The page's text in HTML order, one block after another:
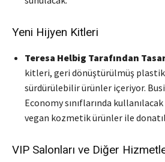
Yeni Hijyen Kitleri
Teresa Helbig Tarafından
kitleri, geri dönüştürülmüş
sürdürülebilir ürünler içeriyor.
Economy sınıflarında
vegan kozmetik ürünler ile
VIP Salonları ve Diğer